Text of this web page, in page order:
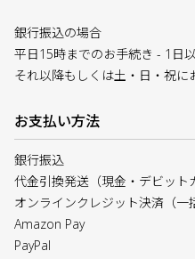
銀行振込の場合
平日15時までのお手続き - 1日
それ以降もしくは土・日・祝
お支払い方法
銀行振込
代金引換発送（現金・デビット
オンラインクレジット決済（一
Amazon Pay
PayPal